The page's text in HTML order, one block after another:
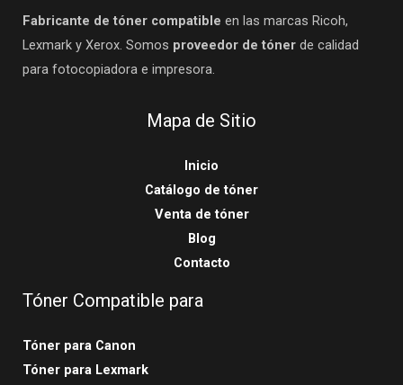
Fabricante de tóner compatible en las marcas Ricoh,
Lexmark y Xerox. Somos proveedor de tóner de calidad
para fotocopiadora e impresora.
Mapa de Sitio
Inicio
Catálogo de tóner
Venta de tóner
Blog
Contacto
Tóner Compatible para
Tóner para Canon
Tóner para Lexmark